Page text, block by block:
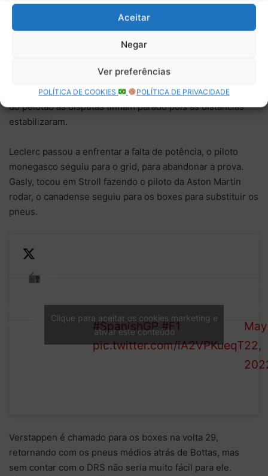
Aceitar
Negar
Ver preferências
POLÍTICA DE COOKIES POLÍTICA DE PRIVACIDADE
conseguindo permanecer com a segunda posição. Na volta
seguinte, o DRS de Verstappen voltou a não funcionar.
Verstappen, pois o mexicano tinha mais chance para
realizar a ultrapassagem no piloto britânico. Pelo restante
do pelotão as disputas tinham parado pois as distâncias
estabilizaram.
Leclerc passou a enfrentar a falta de potência, o piloto
monegasco seguiu para o grid, para abandonar a prova.
Gasly, tocou em Stroll fazendo o piloto da Aston Martin
rodar, o canadense seguiu para os boxes para substituir os
pneus.
happened?”
power and is out of the race
#SpanishGP #F1
pic.twitter.com/iA2VPKueqT
May
22,
Clique para aceitar os cookies marketing e
ativar este conteúdo
Verstappen é chamado para os boxes na volta 29,
retornando com os pneus médios atrás de Bottas, mas
sem contar com o DRS não seria muito fácil para ele.